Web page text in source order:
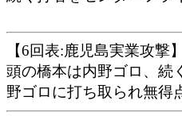
【6回表:鹿児島実業攻撃
頭の橋本は内野ゴロ、続
野ゴロに打ち取られ無得